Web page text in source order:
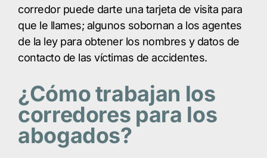
corredor puede darte una tarjeta de visita para
que le llames; algunos sobornan a los agentes
de la ley para obtener los nombres y datos de
contacto de las víctimas de accidentes.
¿Cómo trabajan los
corredores para los
abogados?